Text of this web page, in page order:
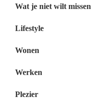
Wat je niet wilt missen
Lifestyle
Wonen
Werken
Plezier